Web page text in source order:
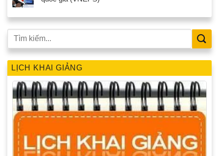
LỊCH KHAI GIẢNG